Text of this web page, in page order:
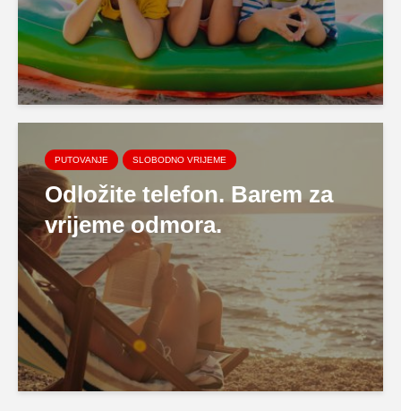
PUTOVANJE SLOBODNO VRIJEME
Odložite telefon. Barem za
vrijeme odmora.